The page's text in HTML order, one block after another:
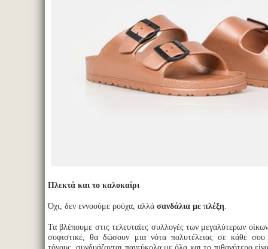
Πλεκτά και το καλοκαίρι
Όχι, δεν εννοούμε ρούχα, αλλά σανδάλια με πλέξη
Τα βλέπουμε στις τελευταίες συλλογές των μεγαλύτερων
σοφιστικέ, θα δώσουν μια νότα πολυτέλειας σε κάθε